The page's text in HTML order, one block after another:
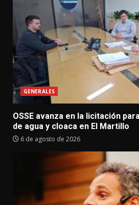
GENERALES
OSSE avanza en la licitación
de agua y cloaca en El Martillo
6 de agosto de 2026